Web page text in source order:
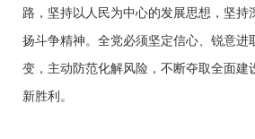
路，坚持以人民为中心的发展思想，坚持
扬斗争精神。全党必须坚定信心、锐意进
变，主动防范化解风险，不断夺取全面建
新胜利。